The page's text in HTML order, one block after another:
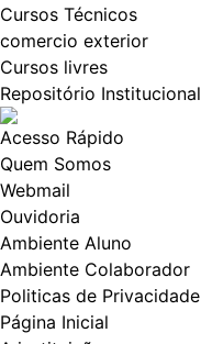
Cursos Técnicos
comercio exterior
Cursos livres
Repositório Institucional
Acesso Rápido
Quem Somos
Webmail
Ouvidoria
Ambiente Aluno
Ambiente Colaborador
Politicas de Privacidade
Página Inicial